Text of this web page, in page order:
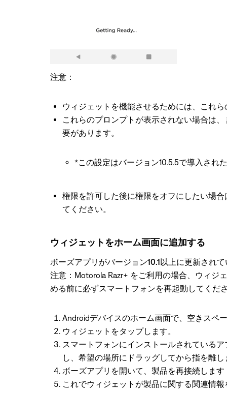
注意：
ウィジェットを機能させるためには、これ
これらのプロンプトが表示されない場合は、
要があります。
*この設定はバージョン10.5.5で導入され
権限を許可した後に権限をオフにしたい場
てください。
ウィジェットをホーム画面に追加する
ボーズアプリがバージョン10.1以上に更新され
注意：Motorola Razr+ をご利用の場合、ウィジ
める前に必ずスマートフォンを再起動してくだ
Androidデバイスのホーム画面で、空きスペ
ウィジェットをタップします。
スマートフォンにインストールされている
し、希望の場所にドラッグしてから指を離し
ボーズアプリを開いて、製品を再接続します
これでウィジェットが製品に関する関連情